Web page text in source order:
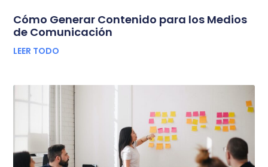
Cómo Generar Contenido para los Medios
de Comunicación
LEER TODO